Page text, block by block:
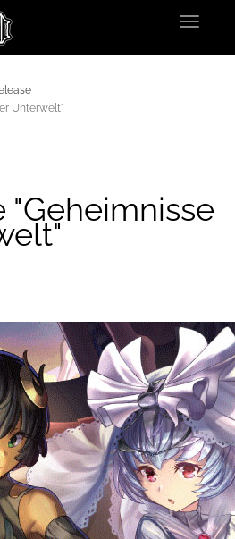
Toggle
Unterwelt"
"Geheimnisse